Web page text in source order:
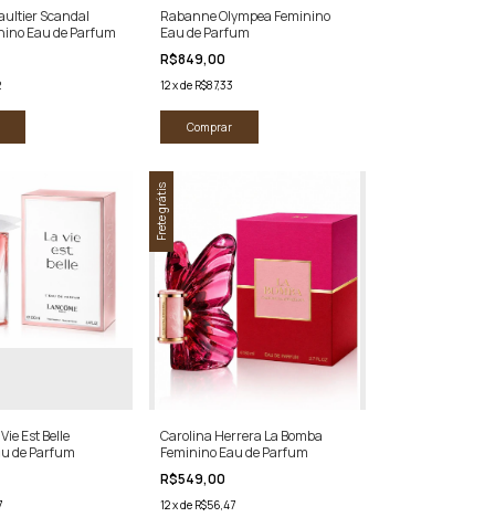
Scandal
Eau de Parfum
Rabanne Olympea Feminino
Eau de Parfum
R$849,00
12xde R$87,33
Comprar
Est Belle
de Parfum
Frete grátis
Carolina Herrera La Bomba
Feminino Eau de Parfum
R$549,00
12xde R$56,47